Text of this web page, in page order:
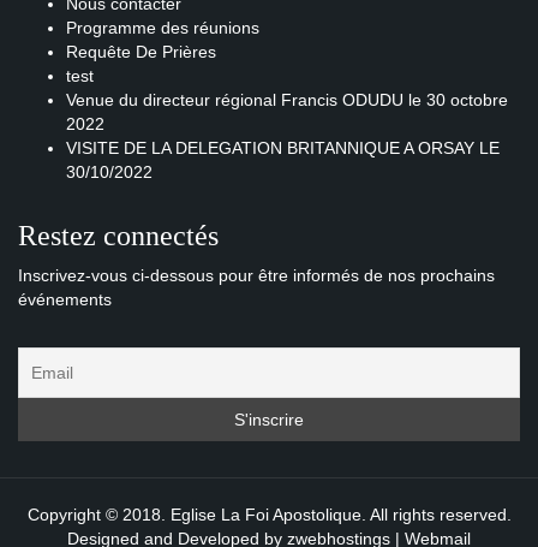
Programme des réunions
Requête De Prières
test
Venue du directeur régional Francis ODUDU le 30 octobre
2022
VISITE DE LA DELEGATION BRITANNIQUE A ORSAY LE
30/10/2022
Restez connectés
Inscrivez-vous ci-dessous pour être informés de nos prochains
événements
Copyright © 2018. Eglise La Foi Apostolique. All rights reserved.
Designed and Developed by zwebhostings | Webmail